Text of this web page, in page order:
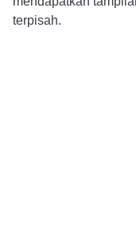
terpisah.